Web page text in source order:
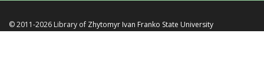
© 2011-2026 Library of Zhytomyr Ivan Franko State University